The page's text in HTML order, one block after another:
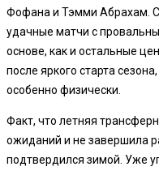
Фофана и Тэмми Абрахам.
удачные матчи с
основе, как и остальные
после яркого старта
особенно физически.
Факт, что летняя
ожиданий и не завершила
подтвердился зимой. Уже